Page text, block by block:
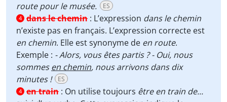
route pour le musée.
ES
4 dans le chemin : L’expression dans le chemin
n’existe pas en français. L’expression correcte est
en chemin. Elle est synonyme de en route.
Exemple : - Alors, vous êtes partis ? - Oui, nous
sommesen chemin, nous arrivons dans dix
minutes !
ES
4 en train : On utilise toujours être en train de...